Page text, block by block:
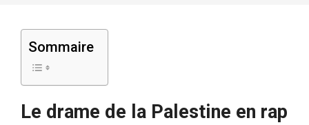
Sommaire
Le drame de la Palestine en rap